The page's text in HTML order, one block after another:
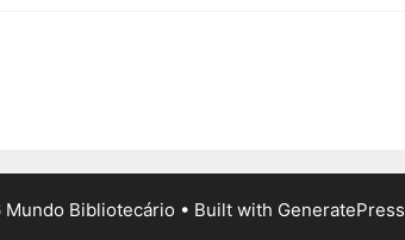
Bibliotecário • Built with GeneratePress